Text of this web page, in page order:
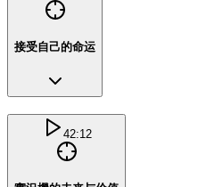
接受自己的命运
42:12